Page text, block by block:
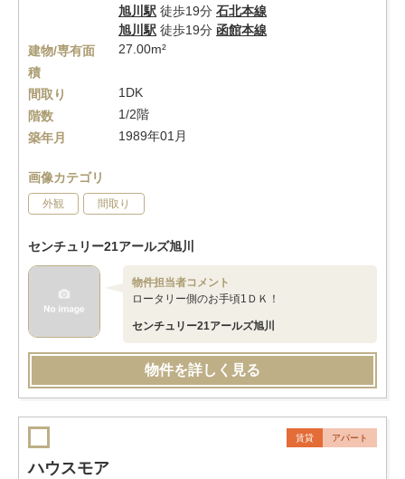
旭川駅 徒歩19分 石北本線
旭川駅 徒歩19分 函館本線
建物/専有面
積
27.00m²
間取り
1DK
階数
1/2階
築年月
1989年01月
画像カテゴリ
外観 間取り
センチュリー21アールズ旭川
物件担当者コメント
ロータリー側のお手頃1ＤＫ！
センチュリー21アールズ旭川
物件を詳しく見る
賃貸 アパート
ハウスモア